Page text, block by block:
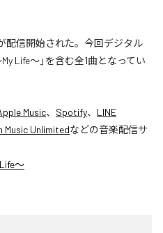
が配信開始された。今回デジタル
Life～」を含む全1曲となってい
Music、 Spotify、 LINE
Music Unlimitedなどの音楽配信サ
～